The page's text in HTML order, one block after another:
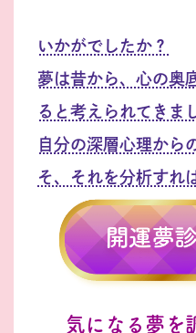
いかがでしたか？
夢は昔から、心の奥
ると考えられてきま
自分の深層心理から
そ、それを分析すれ
気になる夢を